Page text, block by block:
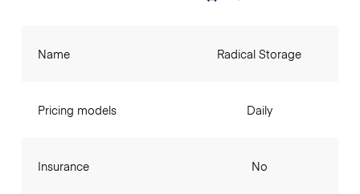
Name
Pricing models
Insurance
Radical Storage
Daily
No